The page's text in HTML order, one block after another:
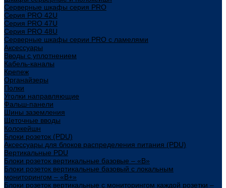
Серверные шкафы серия PRO
Серия PRO 42U
Серия PRO 47U
Серия PRO 48U
Серверные шкафы серии PRO с ламелями
Аксессуары
Вводы с уплотнением
Кабель-каналы
Крепеж
Органайзеры
Полки
Уголки направляющие
Фальш-панели
Шины заземления
Щеточные вводы
Колокейшн
Блоки розеток (PDU)
Аксессуары для блоков распределения питания (PDU)
Вертикальные PDU
Блоки розеток вертикальные базовые – «В»
Блоки розеток вертикальные базовый с локальным
мониторингом – «В+»
Блоки розеток вертикальные с мониторингом каждой розетки –